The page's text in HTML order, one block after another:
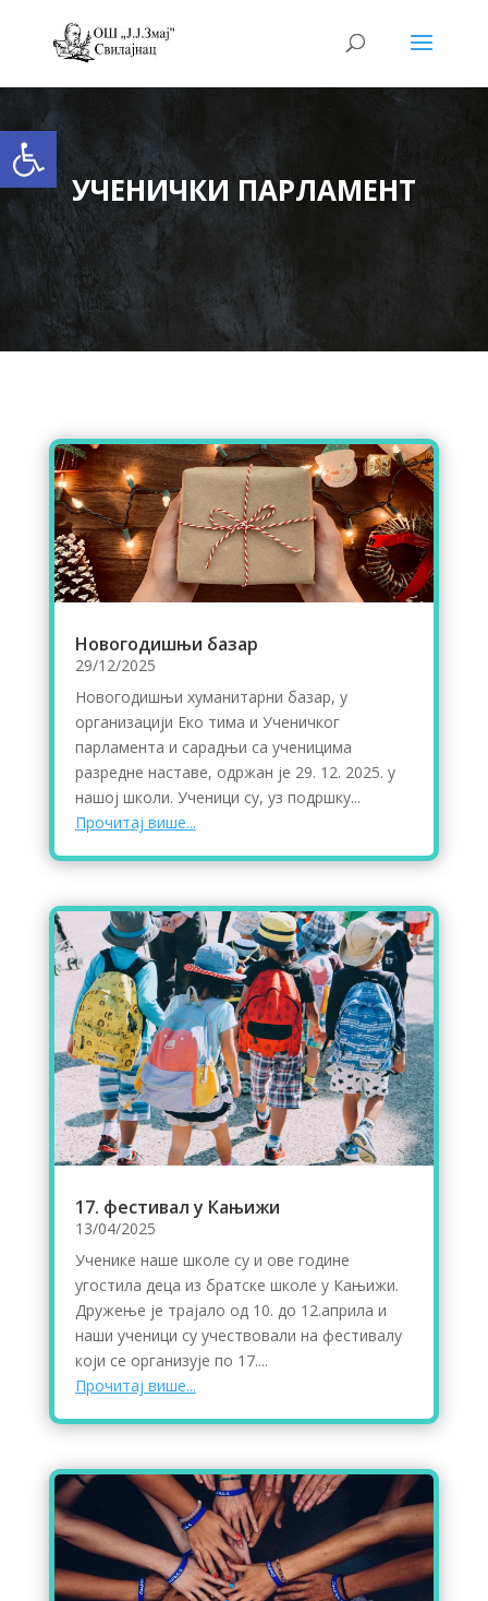
Open toolbar
УЧЕНИЧКИ ПАРЛАМЕНТ
Новогодишњи базар
29/12/2025
Новогодишњи хуманитарни базар, у
организацији Еко тима и Ученичког
парламента и сарадњи са ученицима
разредне наставе, одржан је 29. 12. 2025. у
нашој школи. Ученици су, уз подршку...
Прочитај више...
17. фестивал у Кањижи
13/04/2025
Ученике наше школе су и ове године
угостила деца из братске школе у Кањижи.
Дружење је трајало од 10. до 12.априла и
наши ученици су учествовали на фестивалу
који се организује по 17....
Прочитај више...